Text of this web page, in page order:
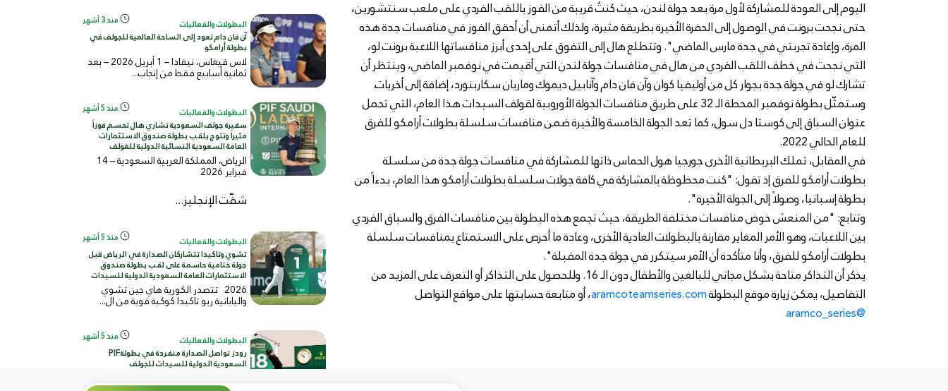
اليوم إلى العودة للمشاركة لأول مرة بعد جولة لندن، حيث كنتُ قريبة من الفوز باللقب الفردي على ملعب سنتشورين،
حتى نجحت برونت في الوصول إلى الحفرة الأخيرة بطريقة مثيرة، ولذلك أتمنى أن أحقق الفوز في منافسات جدة هذه
المرة، وإعادة تجربتي في جدة مارس الماضي". وتتطلع هال إلى التفوق على إحدى أبرز منافساتها اللاعبة برونت لو،
التي نجحت في خطف اللقب الفردي من هال في منافسات جولة لندن التي أقيمت في نوفمبر الماضي، وينتظر أن
تشارك لو في جولة جدة بجوار كل من أوليفيا كوان وآن فان دام وآنابيل ديموك وماريان سكاربنورد، إضافة إلى أخريات.
وستمثّل بطولة نوفمبر المحطة الـ 32 على طريق منافسات الجولة الأوروبية لقولف السيدات هذا العام، التي تحمل
عنوان السباق إلى كوستا دل سول، كما تعد الجولة الخامسة والأخيرة ضمن منافسات سلسلة بطولات أرامكو للفرق
للعام الحالي 2022.
في المقابل، تملك البريطانية الأخرى جورجيا هول الحماس ذاتها للمشاركة في منافسات جولة جدة من سلسلة
بطولات أرامكو للفرق إذ تقول: "كنت محظوظة بالمشاركة في كافة جولات سلسلة بطولات أرامكو هذا العام، بدءاً من
بطولة إسبانيا، وصولاً إلى الجولة الأخيرة".
وتتابع: "من المنعش خوض منافسات مختلفة الطريقة، حيث تجمع هذه البطولة بين منافسات الفرق والسباق الفردي
بين اللاعبات، وهو الأمر المغاير مقارنة بالبطولات العادية الأخرى، وعادة ما أحرص على الاستمتاع بمنافسات سلسلة
بطولات أرامكو للفرق، وأنا متأكدة أن الأمر سيتكرر في جولة جدة المقبلة".
يذكر أن التذاكر متاحة بشكل مجاني للبالغين والأطفال دون الـ 16. وللحصول على التذاكر أو التعرف على المزيد من
التفاصيل، يمكن زيارة موقع البطولةaramcoteamseries.com، أو متابعة حسابتها على مواقع التواصل
@aramco_series
البطولات والفعاليات منذ 3 أشهر
آن فان دام تعود إلى الساحة العالمية للجولف في
بطولة أرامكو
لاس فيغاس، نيفادا – 1 أبريل 2026 – بعد
ثمانية أسابيع فقط من إنجاب...
البطولات والفعاليات منذ 5 أشهر
سفيرة جولف السعودية تشاري هال تحسم فوزاً
مثيراً وتتوج بلقب بطولة صندوق الاستثمارات
العامة السعودية النسائية الدولية للغولف
الرياض، المملكة العربية السعودية – 14
فبراير 2026
شقّت الإنجليز...
البطولات والفعاليات منذ 5 أشهر
تشوي وتاكيدا تتشاركان الصدارة في الرياض قبل
جولة ختامية حاسمة على لقب بطولة صندوق
الاستثمارات العامة السعودية الدولية للسيدات
2026 تتصدر الكورية هاي جين تشوي
واليابانية ريو تاكيدا كوكبة قوية من ال...
البطولات والفعاليات منذ 5 أشهر
رودز تواصل الصدارة منفردة في بطولةPIF
السعودية الدولية للسيدات للجولف